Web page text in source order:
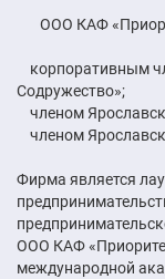
ООО КАФ
корпоративным
Содружество»;
членом
членом
Фирма является
ООО КАФ
международной